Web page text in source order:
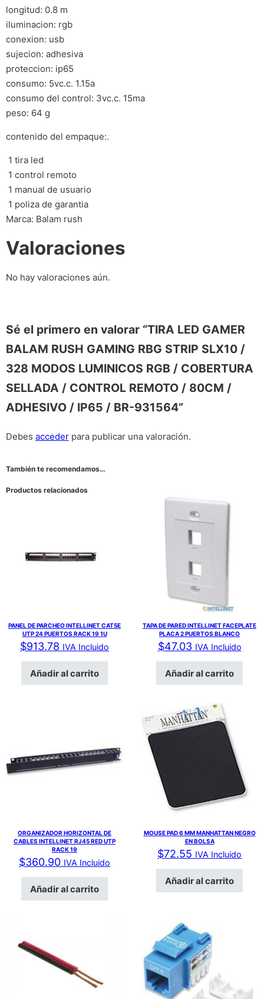
longitud: 0.8 m
iluminacion: rgb
conexion: usb
sujecion: adhesiva
proteccion: ip65
consumo: 5vc.c. 1.15a
consumo del control: 3vc.c. 15ma
peso: 64 g
contenido del empaque:.
 1 tira led
 1 control remoto
 1 manual de usuario
 1 poliza de garantia
Marca: Balam rush
Valoraciones
No hay valoraciones aún.
Sé el primero en valorar “TIRA LED GAMER
BALAM RUSH GAMING RBG STRIP SLX10 /
328 MODOS LUMINICOS RGB / COBERTURA
SELLADA / CONTROL REMOTO / 80CM /
ADHESIVO / IP65 / BR-931564”
Debes acceder para publicar una valoración.
También te recomendamos…
Productos relacionados
PANEL DE PARCHEO INTELLINET CAT5E
UTP 24 PUERTOS RACK 19 1U
$913.78 IVA Incluido
Añadir al carrito
TAPA DE PARED INTELLINET FACEPLATE
PLACA 2 PUERTOS BLANCO
$47.03 IVA Incluido
Añadir al carrito
ORGANIZADOR HORIZONTAL DE
CABLES INTELLINET RJ45 RED UTP
RACK 19
$360.90 IVA Incluido
Añadir al carrito
MOUSE PAD 6 MM MANHATTAN NEGRO
EN BOLSA
$72.55 IVA Incluido
Añadir al carrito